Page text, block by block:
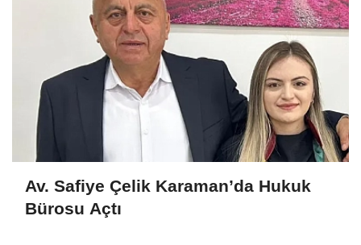
Av. Safiye Çelik Karaman’da Hukuk
Bürosu Açtı